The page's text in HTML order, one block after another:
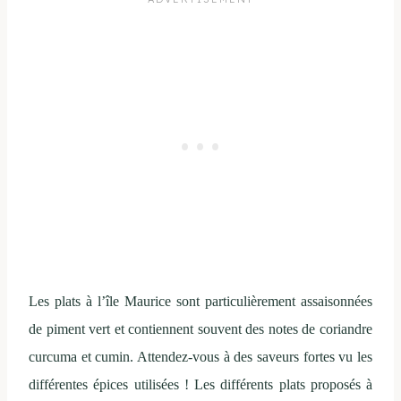
Les plats à l’île Maurice sont particulièrement assaisonnées
de piment vert et contiennent souvent des notes de coriandre
curcuma et cumin. Attendez-vous à des saveurs fortes vu les
différentes épices utilisées ! Les différents plats proposés à